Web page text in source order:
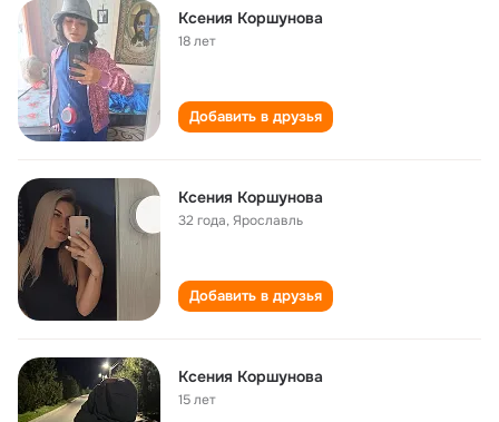
Ксения Коршунова
18 лет
Добавить в друзья
Ксения Коршунова
32 года,Ярославль
Добавить в друзья
Ксения Коршунова
15 лет